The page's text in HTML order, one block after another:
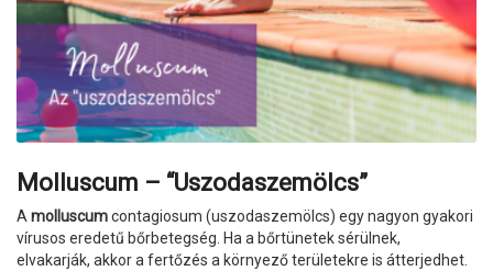
Molluscum – “Uszodaszemölcs”
A molluscumcontagiosum (uszodaszemölcs) egy nagyon gyakori
vírusos eredetű bőrbetegség. Ha a bőrtünetek sérülnek,
elvakarják, akkor a fertőzés a környező területekre is átterjedhet.